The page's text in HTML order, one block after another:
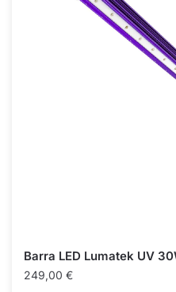
Barra LED Lumatek UV
249,00 €